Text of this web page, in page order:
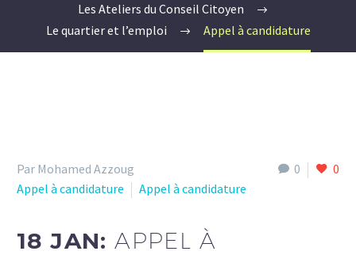
Les Ateliers du Conseil Citoyen
Le quartier et l’emploi
Appel à candidature
0 0
Par Mohamed Azzoug
Appel à candidature
Appel à candidature
18 JAN:APPEL À